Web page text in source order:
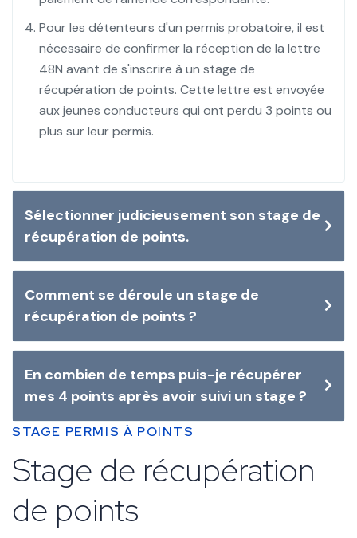
Pour les détenteurs d'un permis probatoire, il est
nécessaire de confirmer la réception de la lettre
48N avant de s'inscrire à un stage de
récupération de points. Cette lettre est envoyée
aux jeunes conducteurs qui ont perdu 3 points ou
plus sur leur permis.
Sélectionner judicieusement son stage de
récupération de points.
Comment se déroule un stage de
récupération de points ?
En combien de temps puis-je récupérer
mes 4 points après avoir suivi un stage ?
STAGE PERMIS À POINTS
Stage de récupération
de points